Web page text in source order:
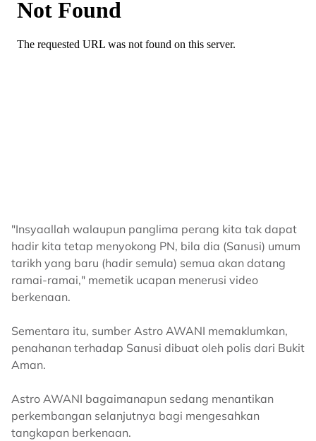
"Insyaallah walaupun panglima perang kita tak dapat
hadir kita tetap menyokong PN, bila dia (Sanusi) umum
tarikh yang baru (hadir semula) semua akan datang
ramai-ramai," memetik ucapan menerusi video
berkenaan.
Sementara itu, sumber Astro AWANI memaklumkan,
penahanan terhadap Sanusi dibuat oleh polis dari Bukit
Aman.
Astro AWANI bagaimanapun sedang menantikan
perkembangan selanjutnya bagi mengesahkan
tangkapan berkenaan.